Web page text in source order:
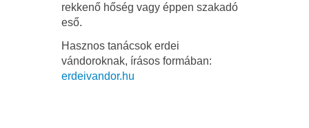
rekkenő hőség vagy éppen szakadó
eső.
Hasznos tanácsok erdei
vándoroknak, írásos formában:
erdeivandor.hu